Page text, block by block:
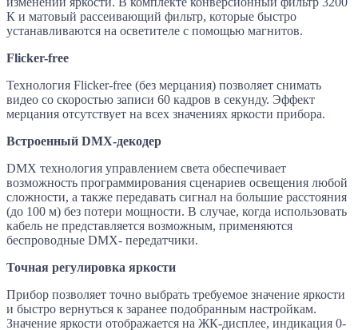
К и матовый рассеивающий фильтр, которые быстро
устанавливаются на осветителе с помощью магнитов.
Flicker-free
Технология Flicker-free (без мерцания) позволяет снимать
видео со скоростью записи 60 кадров в секунду. Эффект
мерцания отсутствует на всех значениях яркости прибора.
Встроенный DMX-декодер
DMX технология управлением света обеспечивает
возможность программирования сценариев освещения любой
сложности, а также передавать сигнал на большие расстояния
(до 100 м) без потери мощности. В случае, когда использовать
кабель не представляется возможным, применяются
беспроводные DMX- передатчики.
Точная регулировка яркости
Прибор позволяет точно выбрать требуемое значение яркости
и быстро вернуться к заранее подобранным настройкам.
Значение яркости отображается на ЖК-дисплее, индикация 0-